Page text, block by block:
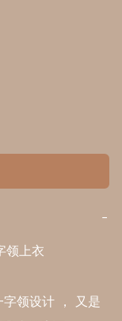
−
领上衣
领设计 ， 又是